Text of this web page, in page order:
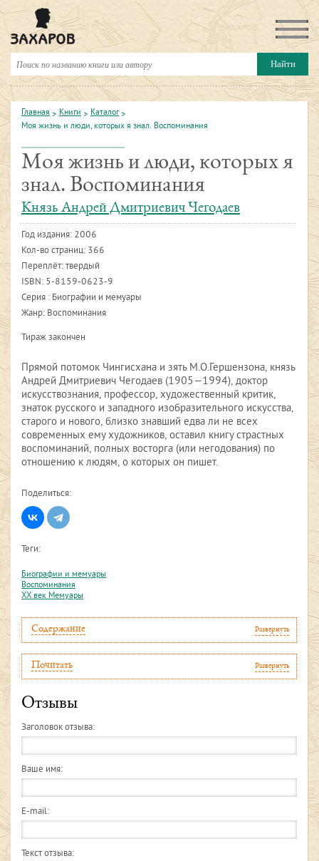
Главная Книги
Каталог
Моя жизнь и люди, которых я знал. Воспоминания
Моя жизнь и люди, которых я
знал. Воспоминания
Князь Андрей Дмитриевич Чегодаев
Год издания: 2006
Кол-во страниц: 366
Переплёт: твердый
ISBN: 5-8159-0623-9
Серия : Биографии и мемуары
Жанр: Воспоминания
Тираж закончен
Прямой потомок Чингисхана и зять М.О.Гершензона, князь
Андрей Дмитриевич Чегодаев (1905—1994), доктор
искусствознания, профессор, художественный критик,
знаток русского и западного изобразительного искусства,
старого и нового, близко знавший едва ли не всех
современных ему художников, оставил книгу страстных
воспоминаний, полных восторга (или негодования) по
отношению к людям, о которых он пишет.
Поделиться:
Теги:
Биографии и мемуары
Воспоминания
XX век Мемуары
Содержание Развернуть
Почитать Развернуть
Отзывы
Заголовок отзыва:
Ваше имя:
E-mail:
Текст отзыва: